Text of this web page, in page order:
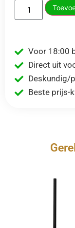
Voor 18:00
Direct uit
Deskundig/
Beste prijs-